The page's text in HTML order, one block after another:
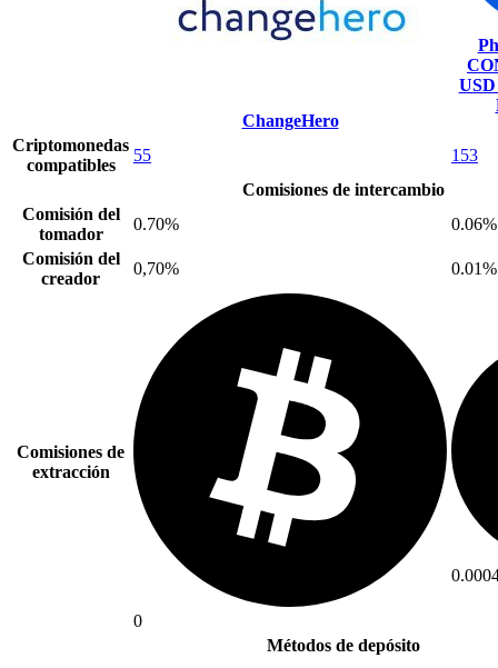
ChangeHero
Criptomonedas
compatibles
55
153
Comisiones de intercambio
Comisión del
tomador
0.70%
0.06%
Comisión del
creador
0,70% 0.01%
Comisiones de
extracción
0
Métodos de depósito